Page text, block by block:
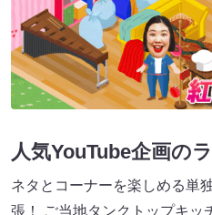
人気YouTube企画の
ネタとコーナーを楽しめる単
張！ ご当地タンクトップキッ